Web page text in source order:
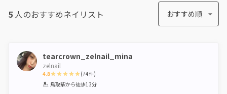
5 人のおすすめネイリスト おすすめ順
tearcrown_zelnail_mina
zelnail
4.8
1 2 3 4 5
(74件)
鳥取駅から徒歩13分